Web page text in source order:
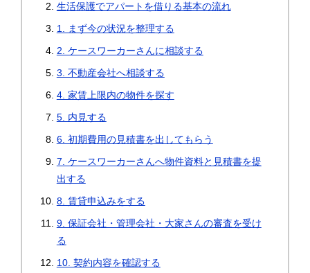
生活保護でアパートを借りる基本の流れ
1. まず今の状況を整理する
2. ケースワーカーさんに相談する
3. 不動産会社へ相談する
4. 家賃上限内の物件を探す
5. 内見する
6. 初期費用の見積書を出してもらう
7. ケースワーカーさんへ物件資料と見積書を提
出する
8. 賃貸申込みをする
9. 保証会社・管理会社・大家さんの審査を受け
る
10. 契約内容を確認する